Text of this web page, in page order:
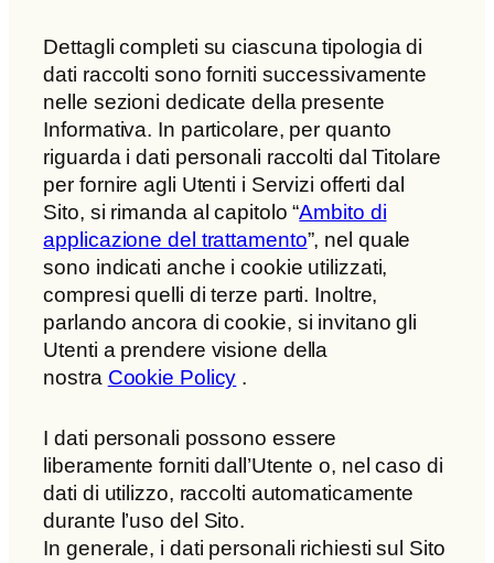
Dettagli completi su ciascuna tipologia di
dati raccolti sono forniti successivamente
nelle sezioni dedicate della presente
Informativa. In particolare, per quanto
riguarda i dati personali raccolti dal Titolare
per fornire agli Utenti i Servizi offerti dal
Sito, si rimanda al capitolo “Ambito di
applicazione del trattamento”, nel quale
sono indicati anche i cookie utilizzati,
compresi quelli di terze parti. Inoltre,
parlando ancora di cookie, si invitano gli
Utenti a prendere visione della
nostra Cookie Policy .
I dati personali possono essere
liberamente forniti dall’Utente o, nel caso di
dati di utilizzo, raccolti automaticamente
durante l’uso del Sito.
In generale, i dati personali richiesti sul Sito